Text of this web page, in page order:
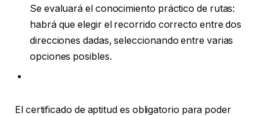
Se evaluará el conocimiento práctico de rutas:
habrá que elegir el recorrido correcto entre dos
direcciones dadas, seleccionando entre varias
opciones posibles.
El certificado de aptitud es obligatorio para poder